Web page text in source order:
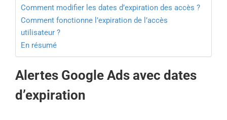
Comment modifier les dates d’expiration des accès ?
Comment fonctionne l’expiration de l’accès
utilisateur ?
En résumé
Alertes Google Ads avec dates
d’expiration